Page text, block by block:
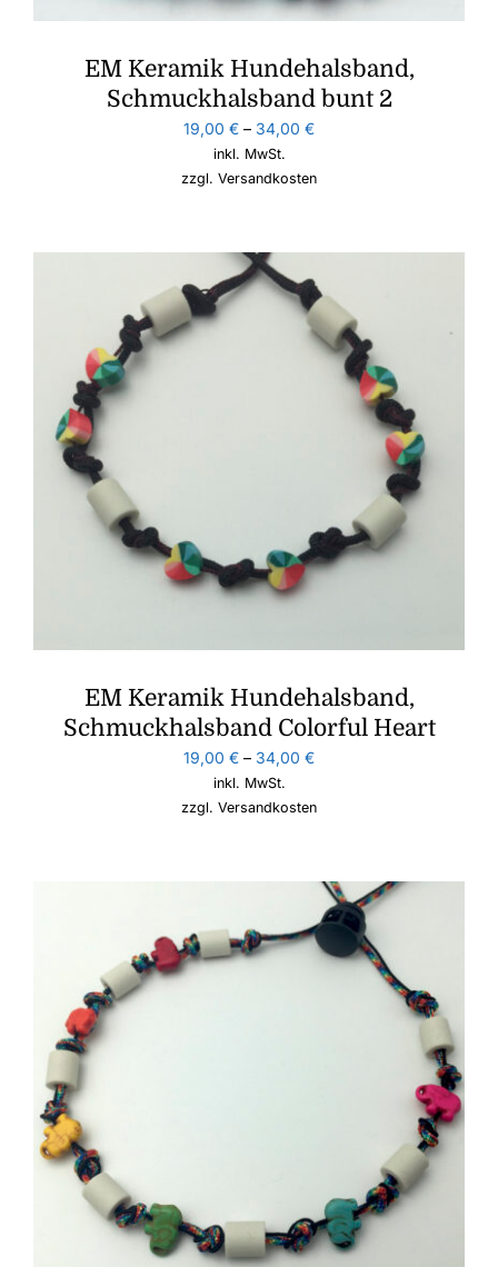
EM Keramik Hundehalsband,
Schmuckhalsband bunt 2
19,00 € – 34,00 €
inkl. MwSt.
zzgl. Versandkosten
EM Keramik Hundehalsband,
Schmuckhalsband Colorful Heart
19,00 € – 34,00 €
inkl. MwSt.
zzgl. Versandkosten